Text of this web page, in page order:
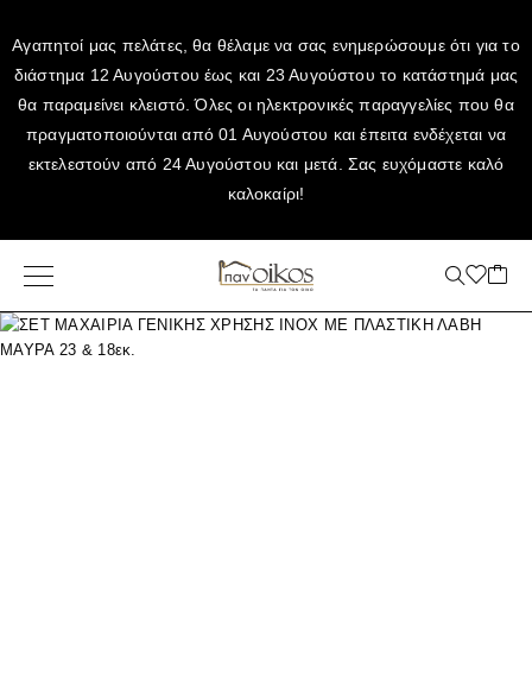
Αγαπητοί μας πελάτες, θα θέλαμε να σας ενημερώσουμε ότι για το
διάστημα 12 Αυγούστου έως και 23 Αυγούστου το κατάστημά μας
θα παραμείνει κλειστό. Όλες οι ηλεκτρονικές παραγγελίες που θα
πραγματοποιούνται από 01 Αυγούστου και έπειτα ενδέχεται να
εκτελεστούν από 24 Αυγούστου και μετά. Σας ευχόμαστε καλό
καλοκαίρι!